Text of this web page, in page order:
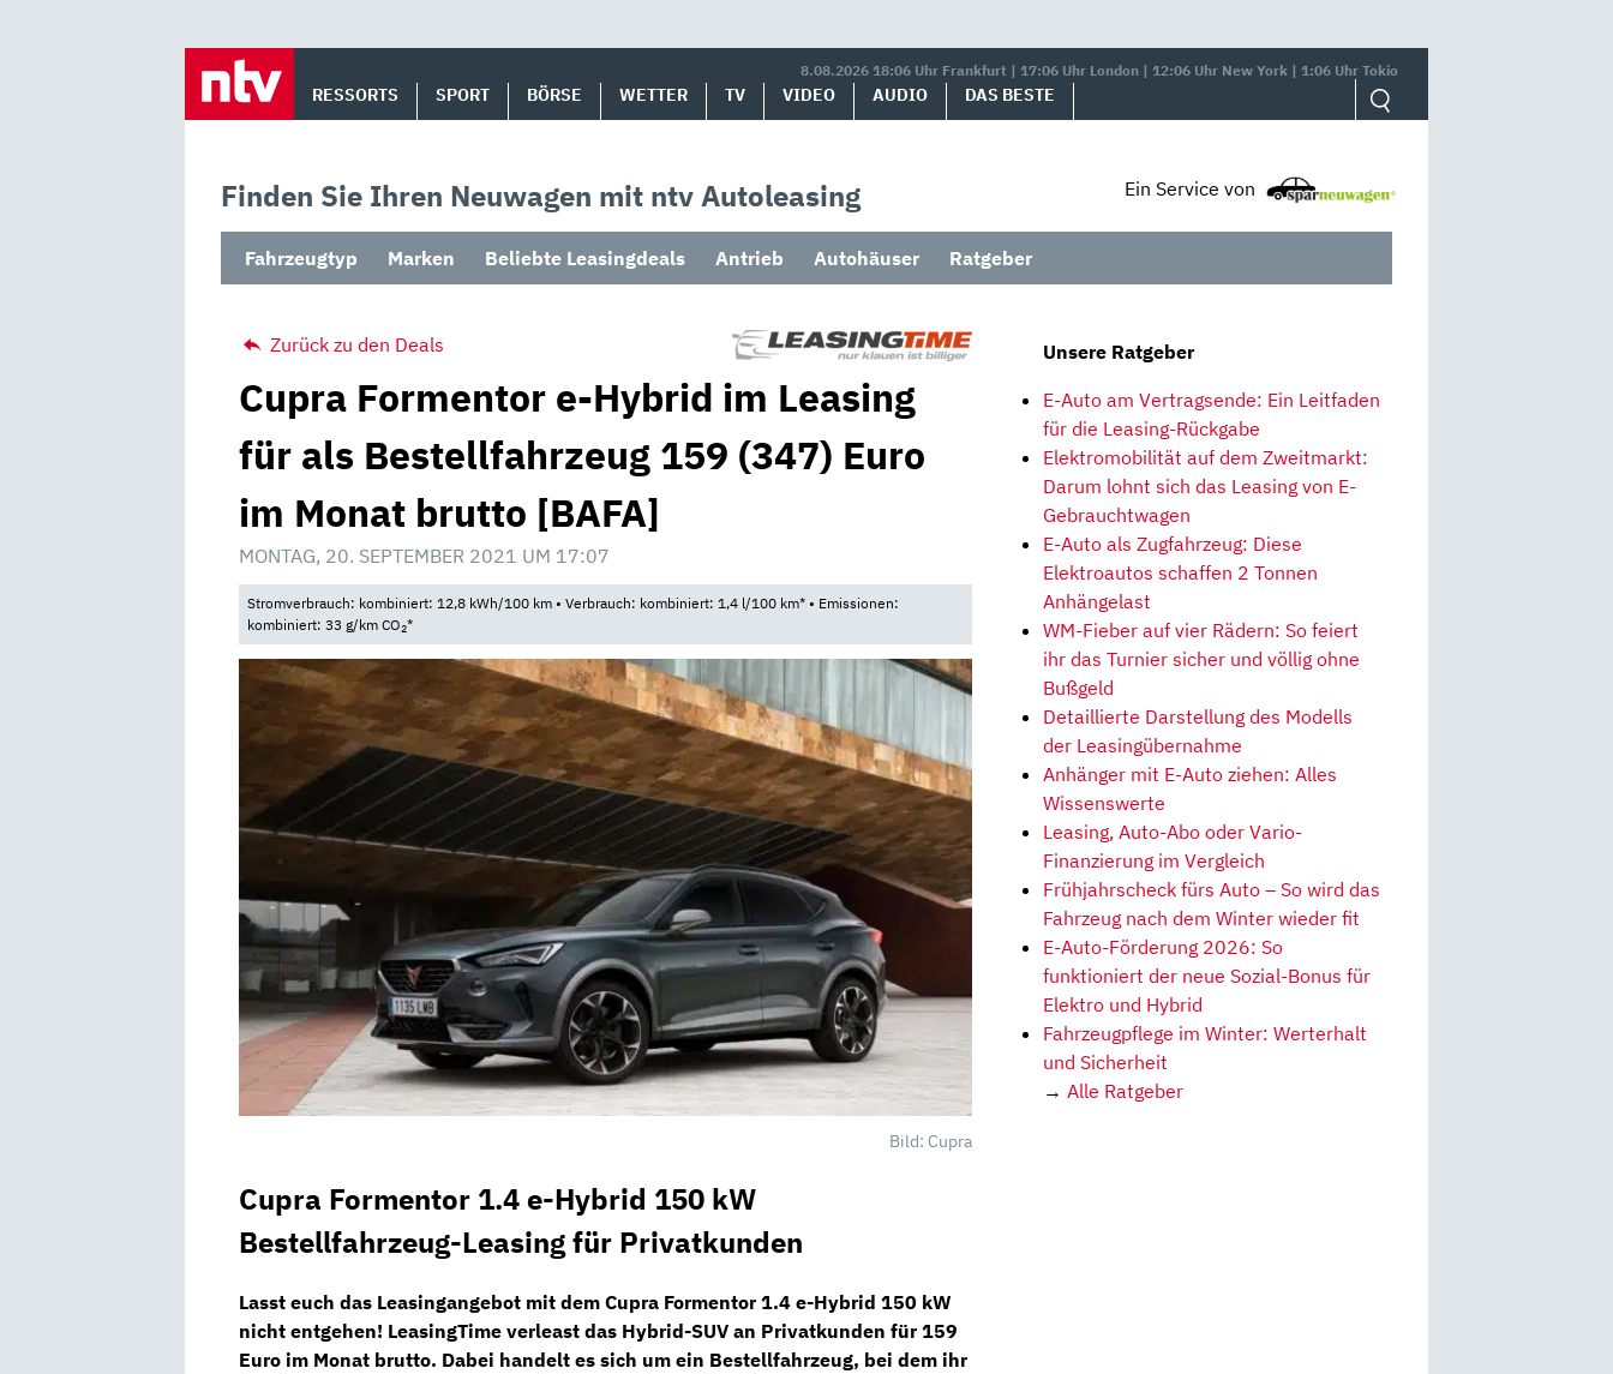
8.08.2026 18:06 Uhr Frankfurt | 17:06 Uhr London | 12:06 Uhr New York | 1:06 Uhr Tokio
RESSORTS SPORT BÖRSE WETTER TV VIDEO AUDIO DAS BESTE
Finden Sie Ihren Neuwagen mit ntv Autoleasing Ein Service von
Fahrzeugtyp Marken Beliebte Leasingdeals Antrieb Autohäuser Ratgeber
Zurück zu den Deals
Cupra Formentor e-Hybrid im Leasing
für als Bestellfahrzeug 159 (347) Euro
im Monat brutto [BAFA]
MONTAG, 20. SEPTEMBER 2021 UM 17:07
Stromverbrauch: kombiniert: 12,8 kWh/100 km • Verbrauch: kombiniert: 1,4 l/100 km* • Emissionen:
kombiniert: 33 g/km CO2*
Bild: Cupra
Cupra Formentor 1.4 e-Hybrid 150 kW
Bestellfahrzeug-Leasing für Privatkunden
Lasst euch das Leasingangebot mit dem Cupra Formentor 1.4 e-Hybrid 150 kW
nicht entgehen! LeasingTime verleast das Hybrid-SUV an Privatkunden für159
Euro im Monat brutto. Dabei handelt es sich um ein Bestellfahrzeug, bei dem ihr
Unsere Ratgeber
E-Auto am Vertragsende: Ein Leitfaden
für die Leasing-Rückgabe
Elektromobilität auf dem Zweitmarkt:
Darum lohnt sich das Leasing von E-
Gebrauchtwagen
E-Auto als Zugfahrzeug: Diese
Elektroautos schaffen 2 Tonnen
Anhängelast
WM-Fieber auf vier Rädern: So feiert
ihr das Turnier sicher und völlig ohne
Bußgeld
Detaillierte Darstellung des Modells
der Leasingübernahme
Anhänger mit E-Auto ziehen: Alles
Wissenswerte
Leasing, Auto-Abo oder Vario-
Finanzierung im Vergleich
Frühjahrscheck fürs Auto – So wird das
Fahrzeug nach dem Winter wieder fit
E-Auto-Förderung 2026: So
funktioniert der neue Sozial-Bonus für
Elektro und Hybrid
Fahrzeugpflege im Winter: Werterhalt
und Sicherheit
→ Alle Ratgeber